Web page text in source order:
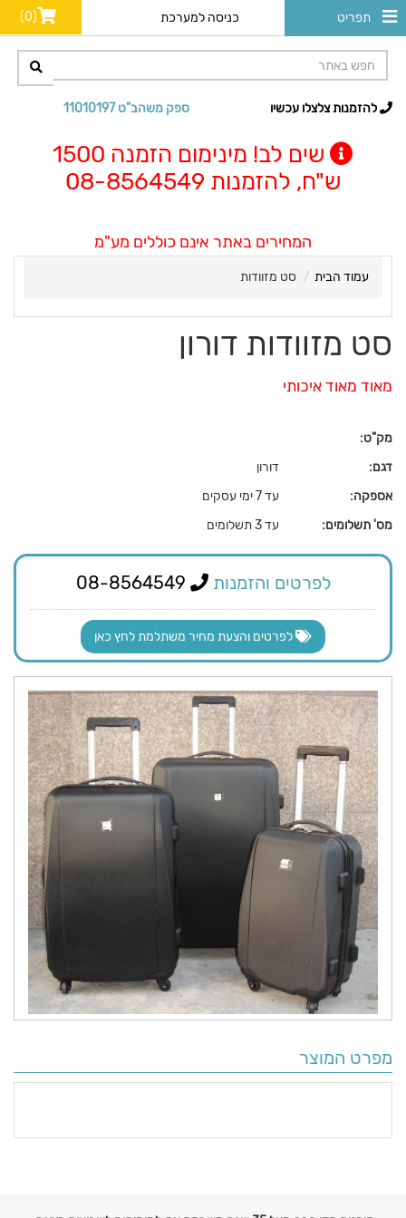
תפריט כניסה למערכת (0)
ספק משהב"ט 11010197 להזמנות צלצלו עכשיו
שים לב! מינימום הזמנה 1500
ש"ח, להזמנות 08-8564549
המחירים באתר אינם כוללים מע"מ
עמוד הבית סט מזוודות
סט מזוודות דורון
מאוד מאוד איכותי
מק"ט:
דגם:
דורון
אספקה:
עד 7 ימי עסקים
מס' תשלומים:
עד 3 תשלומים
לפרטים והזמנות
לפרטים והצעת מחיר משתלמת לחץ כאן
מפרט המוצר